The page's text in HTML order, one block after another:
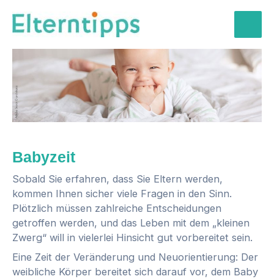
Inhalt
springen
Babyzeit
Sobald Sie erfahren, dass Sie Eltern werden,
kommen Ihnen sicher viele Fragen in den Sinn.
Plötzlich müssen zahlreiche Entscheidungen
getroffen werden, und das Leben mit dem „kleinen
Zwerg“ will in vielerlei Hinsicht gut vorbereitet sein.
Eine Zeit der Veränderung und Neuorientierung: Der
weibliche Körper bereitet sich darauf vor, dem Baby